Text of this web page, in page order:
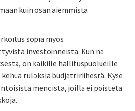
kuin osan aiemmista
sopia myös
investoinneista. Kun ne
on kaikille hallituspuolueille
tuloksia budjettiriihestä. Kyse
menoista, joilla ei poisteta